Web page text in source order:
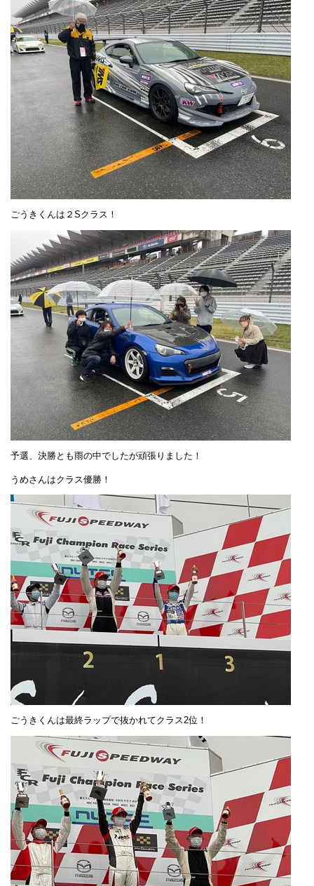
ごうきくんは２Sクラス！
予選、決勝とも雨の中でしたが頑張りました！
うめさんはクラス優勝！
ごうきくんは最終ラップで抜かれてクラス2位！